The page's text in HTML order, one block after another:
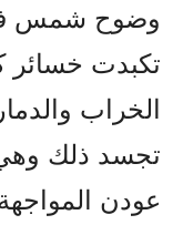
وضوح شمس في
تکبدت خسائر
الخراب
تجسد ذلك
عودن